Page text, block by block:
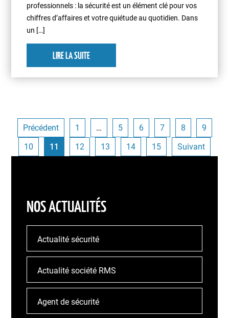
professionnels : la sécurité est un élément clé pour vos
chiffres d’affaires et votre quiétude au quotidien. Dans
un […]
LIRE LA SUITE
Précédent 1 … 5 6 7 8
9
10
11 12 13 14 15 Suivant
NOS ACTUALITÉS
Actualité sécurité
Actualité société RMS
Agent de sécurité